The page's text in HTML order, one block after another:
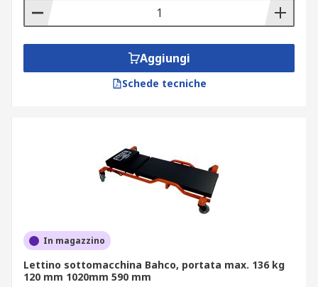
Aggiungi
Schede tecniche
In magazzino
Lettino sottomacchina Bahco, portata max. 136 kg
120 mm 1020mm 590 mm